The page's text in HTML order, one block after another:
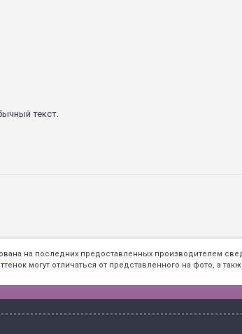
текст.
на последних предоставленных производителем
могут отличаться от представленного на фото, а